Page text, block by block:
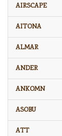
AIRSCAPE
AITONA
ALMAR
ANDER
ANKOMN
ASOBU
ATT